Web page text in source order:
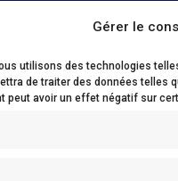
Gérer le
utilisons des technologies
de traiter des données telles
peut avoir un effet négatif sur